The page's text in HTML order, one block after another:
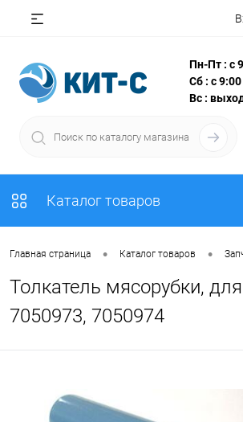
Пн-Пт : с
Сб : с
Вс :
Каталог товаров
Главная страница • Каталог товаров •
Толкатель мясорубки,
7050973, 7050974